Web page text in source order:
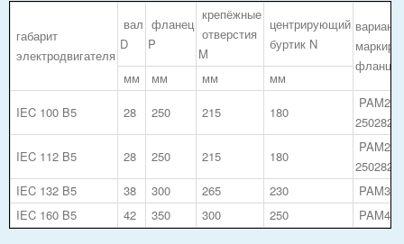
габарит
электродвигателя
вал
D
фланец
P
крепёжные
отверстия
M
центрирующий
буртик N
фланца
мм мм мм
мм
IEC 100 B5
28 250 215 180
PAM28/
2502828
IEC 112 B5
28 250 215 180
PAM28/
2502828
IEC 132 B5
38 300 265 230
PAM38/
IEC 160 B5
42 350 300 250 PAM42/